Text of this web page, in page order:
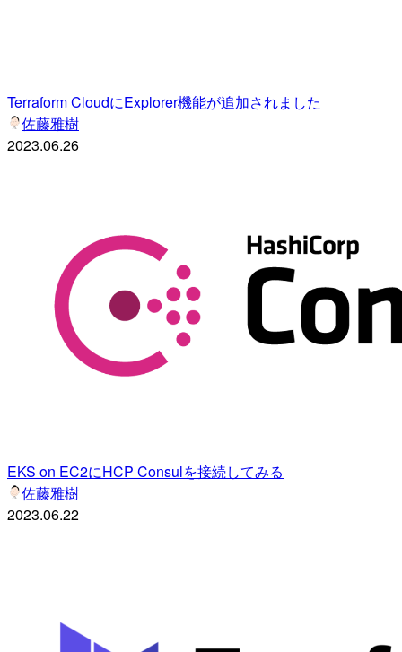
Terraform CloudにExplorer機能が追加されました
佐藤雅樹
2023.06.26
EKS on EC2にHCP Consulを接続してみる
佐藤雅樹
2023.06.22